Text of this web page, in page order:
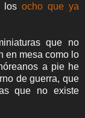
los ocho que ya
que no
en mesa como lo
a pie he
de guerra, que
que no existe